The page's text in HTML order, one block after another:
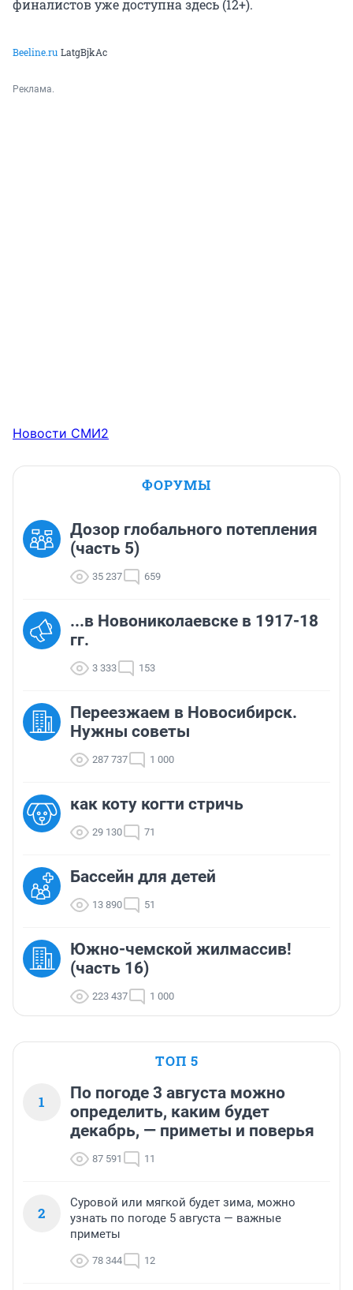
финалистов уже доступна здесь (12+).
Beeline.ru LatgBjkAc
Реклама.
Новости СМИ2
ФОРУМЫ
Дозор глобального потепления
(часть 5)
35 237 659
...в Новониколаевске в 1917-18
гг.
3 333 153
Переезжаем в Новосибирск.
Нужны советы
287 737 1 000
как коту когти стричь
29 130 71
Бассейн для детей
13 890 51
Южно-чемской жилмассив!
(часть 16)
223 437 1 000
ТОП 5
1
По погоде 3 августа можно
определить, каким будет
декабрь, — приметы и поверья
87 591 11
2
Суровой или мягкой будет зима, можно
узнать по погоде 5 августа — важные
приметы
78 344 12